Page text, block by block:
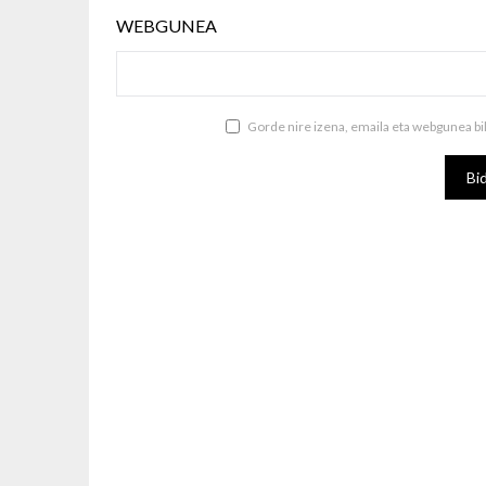
WEBGUNEA
Gorde nire izena, emaila eta webgunea